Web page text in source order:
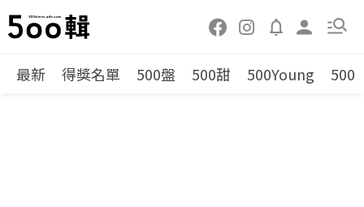
最新 得獎名單 500盤 500甜 500Young 500